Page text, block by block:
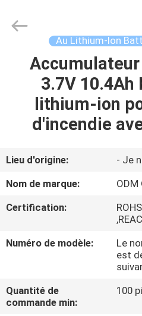
MAISON
PRODUITS
AU
DE
NOUS
D'USINE
New
Energy
Au Lithium-Ion
Accumulateur
3.7V 10.4Ah
lithium-ion
d'incendie
Lieu d'origine:
- Je
Nom de marque:
ODM
Certification:
ROHS
Numéro de modèle:
Le
est
Quantité de
commande min:
100